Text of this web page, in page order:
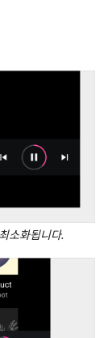
소화됩니다.